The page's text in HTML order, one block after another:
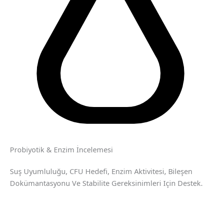
Probiyotik & Enzim İncelemesi
Suş Uyumluluğu, CFU Hedefi, Enzim Aktivitesi, Bileşen
Dokümantasyonu Ve Stabilite Gereksinimleri Için Destek.